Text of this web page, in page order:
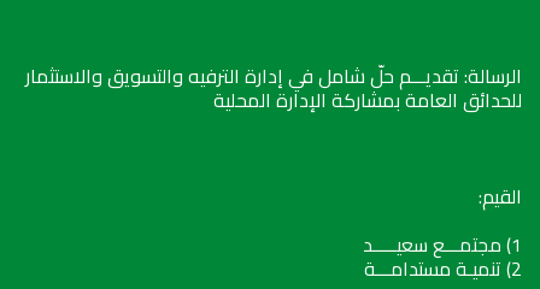
الرسالة: تقديـــم حلّ شامل في إدارة الترفيه والتسويق والاستثمار
للحدائق العامة بمشاركة الإدارة المحلية
القيم:
1) مجتمـــع سعيـــــد
2) تنميـة مستدامـــة